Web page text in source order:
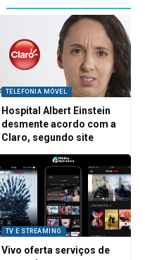
TELEFONIA MÓVEL
Hospital Albert Einstein
desmente acordo com a
Claro, segundo site
TV E STREAMING
Vivo oferta serviços de